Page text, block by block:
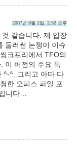
2007년 9월 2일, 2:52 오후
같습니다. 제 입장
둘러썬 논쟁이 이슈
크프리에서 TFO의
이 버전의 주요 특
^-^. 그리고 아마 다
한 오피스 파일 포
니다…